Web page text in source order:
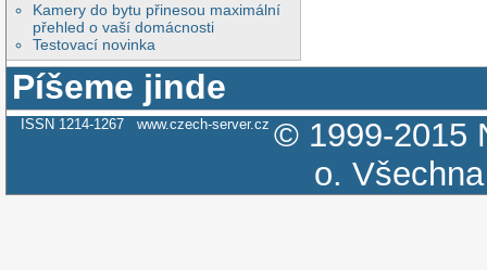
Kamery do bytu přinesou maximální
přehled o vaší domácnosti
Testovací novinka
Píšeme jinde
ISSN 1214-1267 www.czech-server.cz © 1999-2015
o.